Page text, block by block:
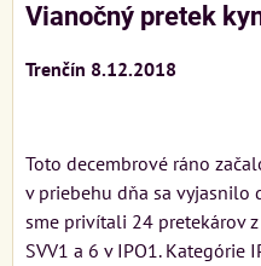
Vianočný pretek
Trenčín 8.12.2018
Toto decembrové ráno
v priebehu dňa sa vyjasnilo
sme privítali 24 pretekárov
SVV1 a 6 v IPO1. Kategórie